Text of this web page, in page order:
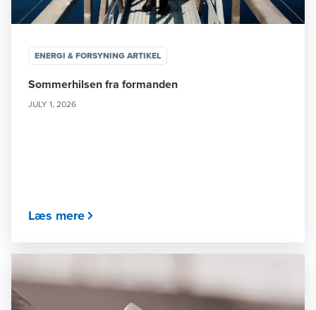
ENERGI & FORSYNING ARTIKEL
Sommerhilsen fra formanden
JULY 1, 2026
Læs mere